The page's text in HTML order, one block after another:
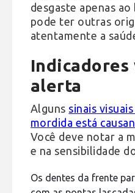
desgaste apenas
pode ter outras
atentamente a
Indicadores
alerta
Alguns sinais
mordida está
Você deve notar a
e na sensibilidade
Os dentes da frente